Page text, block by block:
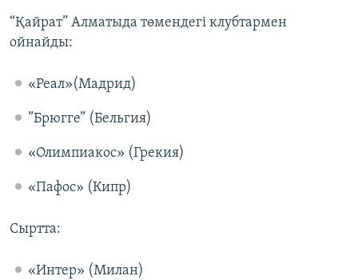
“Қайрат” Алматыда төмендегі клубтармен
ойнайды:
«Реал»(Мадрид)
”Брюгге” (Бельгия)
«Олимпиакос» (Грекия)
«Пафос» (Кипр)
Сыртта:
«Интер» (Милан)